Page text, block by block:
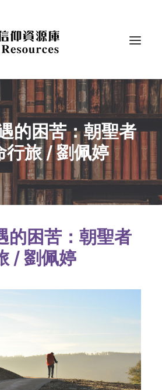
的困苦：朝聖者
行旅 / 劉佩婷
的困苦： 朝聖者
/ 劉佩婷